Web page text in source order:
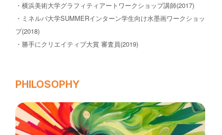
・横浜美術大学グラフィティアートワークショップ講師(2017)
・ミネルバ大学SUMMERインターン学生向け水墨画ワークショッ
プ(2018)
・勝手にクリエイティブ大賞 審査員(2019)
PHILOSOPHY